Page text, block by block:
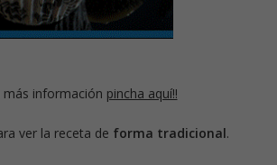
más información pincha aquí!!
ver la receta de forma tradicional.